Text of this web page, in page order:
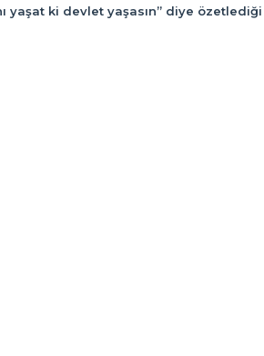
yaşat ki devlet yaşasın” diye